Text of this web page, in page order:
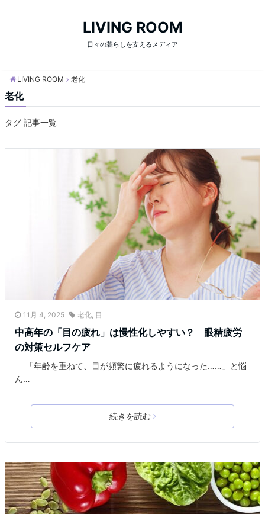
LIVING ROOM
日々の暮らしを支えるメディア
LIVING ROOM 老化
老化
タグ 記事一覧
11月 4, 2025 老化, 目
中高年の「目の疲れ」は慢性化しやすい？ 眼精疲労
の対策セルフケア
「年齢を重ねて、目が頻繁に疲れるようになった……」と悩
ん…
続きを読む